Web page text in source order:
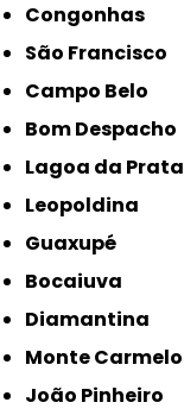
Congonhas
São Francisco
Campo Belo
Bom Despacho
Lagoa da Prata
Leopoldina
Guaxupé
Bocaiuva
Diamantina
Monte Carmelo
João Pinheiro